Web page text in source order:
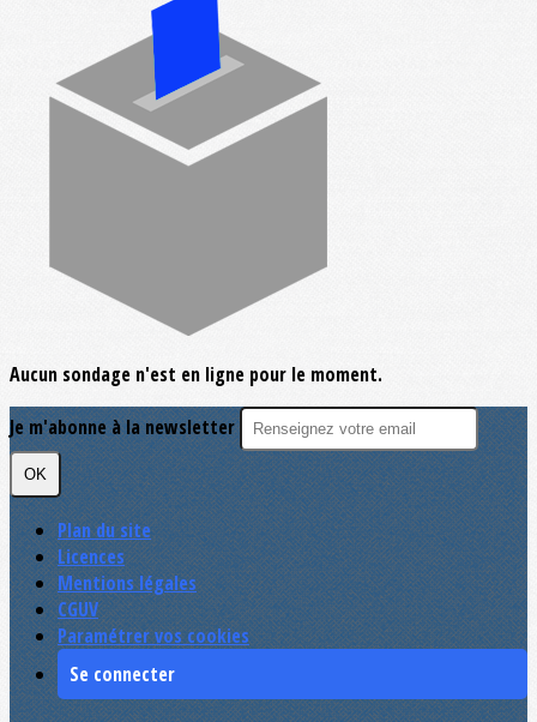
Aucun sondage n'est en ligne pour le moment.
Je m'abonne à la newsletter
OK
Plan du site
Licences
Mentions légales
CGUV
Paramétrer vos cookies
Se connecter